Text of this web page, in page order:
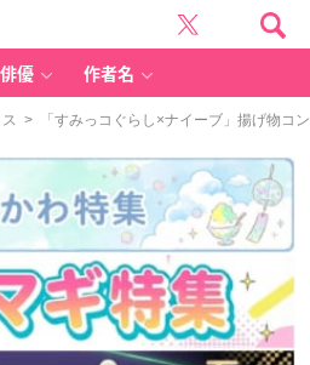
優 作者名
> 「すみっコぐらし×ナイーブ」揚げ物コ